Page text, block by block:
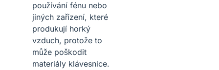
používání fénu nebo
jiných zařízení, které
produkují horký
vzduch, protože to
může poškodit
materiály klávesnice.